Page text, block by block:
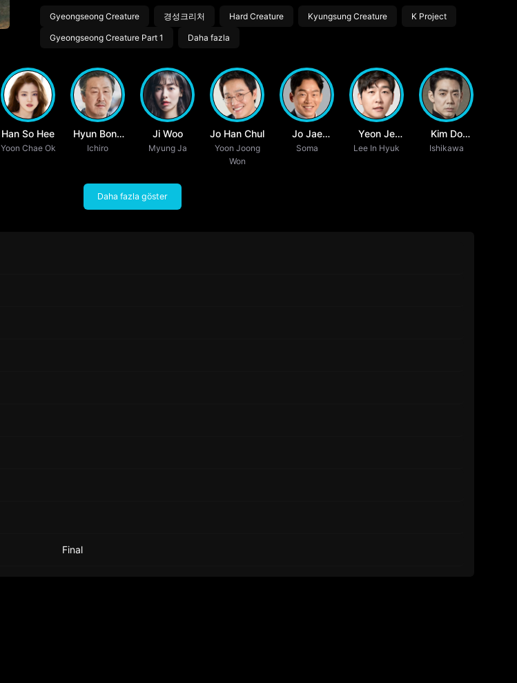
Gyeongseong Creature 경성크리처 Hard Creature Kyungsung Creature K Project
Gyeongseong Creature Part 1 Daha fazla
Han So Hee
Yoon Chae Ok
Hyun Bong
Sik
Ichiro
Ji Woo
Myung Ja
Jo Han Chul
Yoon Joong
Won
Jo Jae
Ryong
Soma
Yeon Je
Wook
Lee In Hyuk
Kim Do
Hyun
Ishikawa
Daha fazla göster
Final